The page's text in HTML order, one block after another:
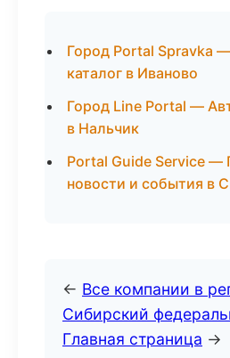
Город Portal Spravka
каталог в Иваново
Город Line Portal —
в Нальчик
Portal Guide Service —
новости и события в
← Все компании в
Сибирский
Главная страница →